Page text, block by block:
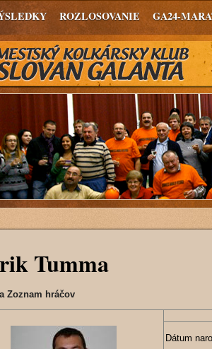
ROZLOSOVANIE GA24-
Tumma
Zoznam hráčov
Dátum